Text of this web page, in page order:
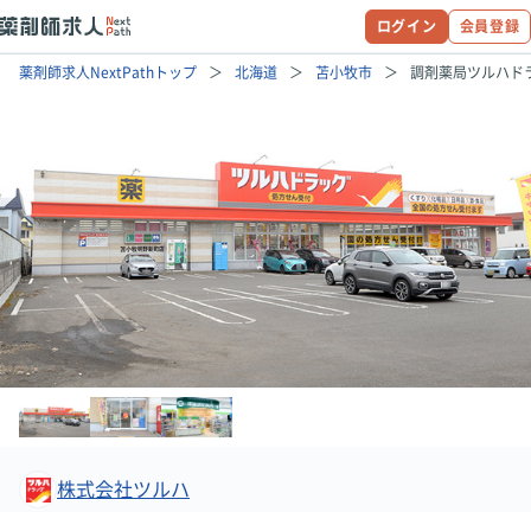
ログイン 会員登録
薬剤師求人NextPathトップ 北海道 苫小牧市 調剤薬局ツルハド
株式会社ツルハ